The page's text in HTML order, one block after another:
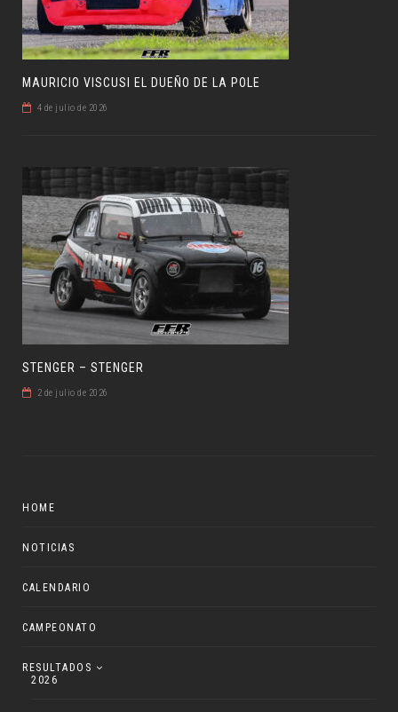
MAURICIO VISCUSI EL DUEÑO DE LA POLE
4 de julio de 2026
STENGER – STENGER
2 de julio de 2026
HOME
NOTICIAS
CALENDARIO
CAMPEONATO
RESULTADOS
2026